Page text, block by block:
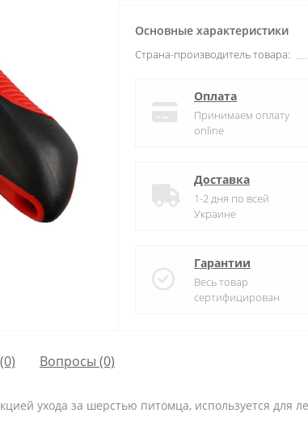
Основные характеристики
Страна-производитель товара:
Оплата
Принимаем оплату
online
Доставка
1-2 дня по всей
Украине
Гарантии
Весь товар
сертифицирован
Вопросы (0)
ухода за шерстью питомца, используется для